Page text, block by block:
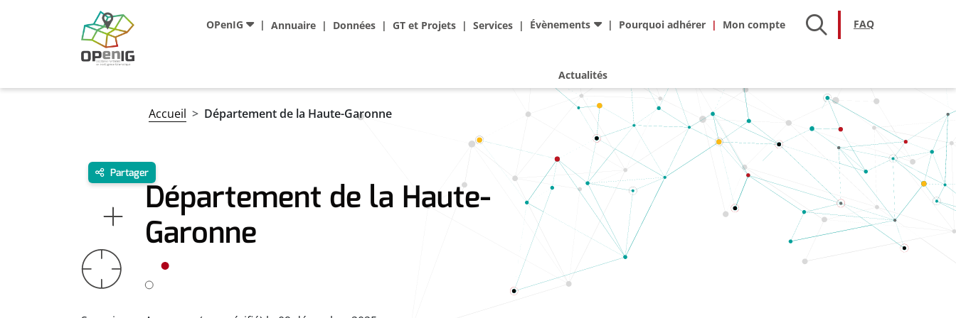
Aller au contenu principal
Navigation principale
OPenIG Annuaire Données GT et Projets Services Évènements
Actualités
Adhésion
Pourquoi adhérer FAQFAQ
Fil d'Ariane
Accueil Département de la Haute-Garonne
Département de la Haute-
Garonne
Partager